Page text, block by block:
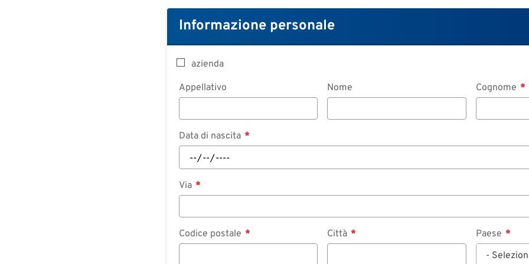
Informazione personale
azienda
Appellativo
Nome Cognome
Data di nascita
Via
Codice postale Città
Paese
-